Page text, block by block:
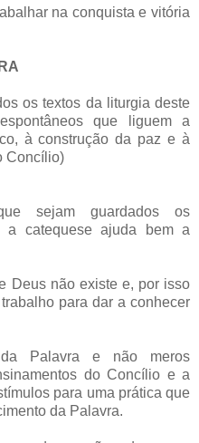
na conquista e vitória
os textos da liturgia deste
que liguem a
à construção da paz e à
Concílio)
sejam guardados os
a catequese ajuda bem a
Deus não existe e, por isso
para dar a conhecer
da Palavra e não meros
do Concílio e a
para uma prática que
da Palavra.